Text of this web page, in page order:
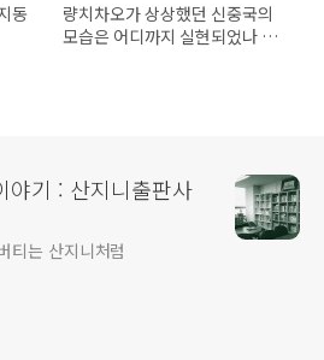
동
량치차오가 상상했던 신중국의
모습은 어디까지 실현되었나 _
야기 : 산지니출판사
티는 산지니처럼